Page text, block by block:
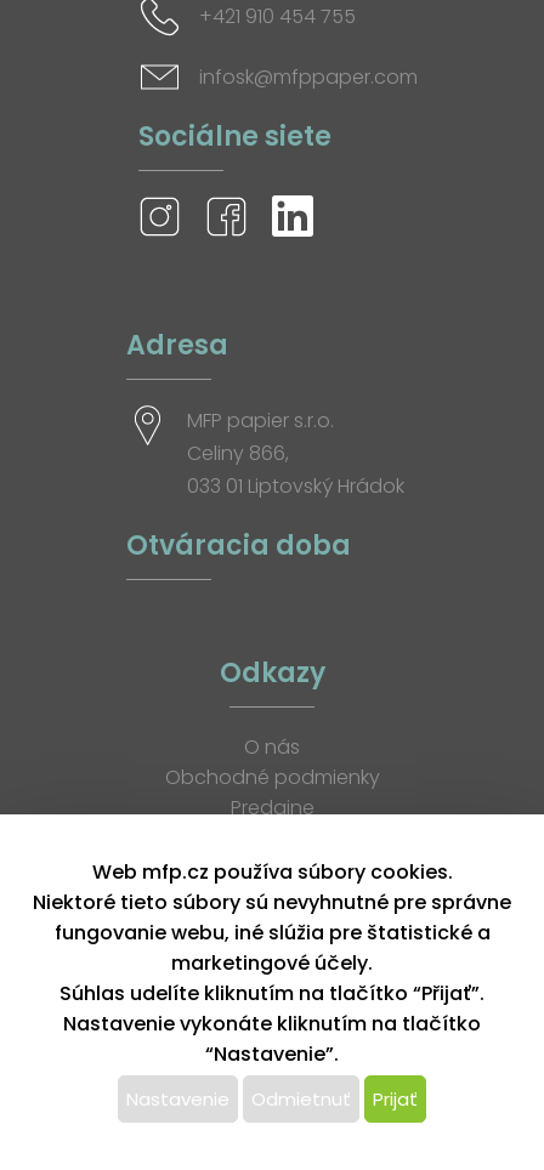
+421 910 454 755
infosk@mfppaper.com
Sociálne siete
Adresa
MFP papier s.r.o.
Celiny 866,
033 01 Liptovský Hrádok
Otváracia doba
Odkazy
O nás
Obchodné podmienky
Predajne
K stiahnutiu
Blog
Kontakt
Kariéra
XML feed
Copyright © 2026, MFP paper s. r. o. | Všetky práva vyhradené
design by MFP
Tento web používa k poskytovaniu služieb,
Web mfp.cz používa súbory cookies.
Niektoré tieto súbory sú nevyhnutné pre správne
fungovanie webu, iné slúžia pre štatistické a
marketingové účely.
Súhlas udelíte kliknutím na tlačítko “Přijať”.
Nastavenie vykonáte kliknutím na tlačítko
“Nastavenie”.
Nastavenie Odmietnuť Prijať